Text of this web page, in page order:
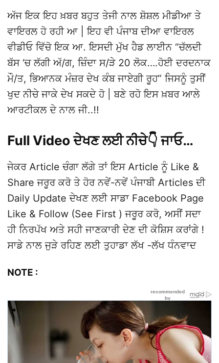
ਅੱਜ ਇਕ ਇਹ ਖ਼ਬਰ ਬਹੁਤ ਤੇਜੀ ਨਾਲ ਸ਼ੋਸ਼ਲ ਮੀਡੀਆ ਤੇ
ਵਾਇਰਲ ਹੋ ਰਹੀ ਆ | ਇਹ ਵੀ ਪੰਜਾਬ ਦੀਆ ਵਾਇਰਲ
ਵੀਡੀਓ ਵਿੱਚੋ ਇਕ ਆ. ਇਸਦੀ ਮੁੱਖ ਹੈਡ ਲਾਈਨ “ਚੱਲਦੀ
ਬੱਸ ‘ਚ ਲੱਗੀ ਅੱ/ਗ, ਜ਼ਿੰਦਾ ਸ/ੜੇ 20 ਲੋਕ….ਹੋਈ ਦਰਦਨਾਕ
ਮੌ/ਤ, ਭਿਆਨਕ ਮੰਜ਼ਰ ਦੇਖ ਕੰਬ ਜਾਏਗੀ ਰੂਹ” ਜਿਸਨੂੰ ਤੁਸੀਂ
ਖੁਦ ਨੀਚੇ ਜਾਕੇ ਦੇਖ ਸਕਦੇ ਹੋ | ਬਣੇ ਰਹੋ ਇਸ ਖ਼ਬਰ ਆਲੇ
ਆਰਟੀਕਲ ਦੇ ਨਾਲ ਜੀ..!!
Full Video ਦੇਖਣ ਲਈ ਨੀਚੇ👇 ਜਾਓ…
ਜੇਕਰ Article ਚੰਗਾ ਲੱਗੇ ਤਾਂ ਇਸ Article ਨੂੰ Like &
Share ਜਰੂਰ ਕਰੋ ਤੇ ਹੋਰ ਨਵੇਂ-ਨਵੇਂ ਪੰਜਾਬੀ Articles ਦੀ
Daily Update ਦੇਖਣ ਲਈ ਸਾਡਾ Facebook Page
Like & Follow (See First ) ਜਰੂਰ ਕਰੋ, ਅਸੀਂ ਸਦਾ
ਹੀ ਨਿਰਪੱਖ ਅਤੇ ਸਹੀ ਜਾਣਕਾਰੀ ਦੇਣ ਦੀ ਕੋਸ਼ਿਸ ਕਰਾਂਗੇ !
ਸਾਡੇ ਨਾਲ ਜੁੜੇ ਰਹਿਣ ਲਈ ਤੁਹਾਡਾ ਲੱਖ -ਲੱਖ ਧੰਨਵਾਦ
NOTE :